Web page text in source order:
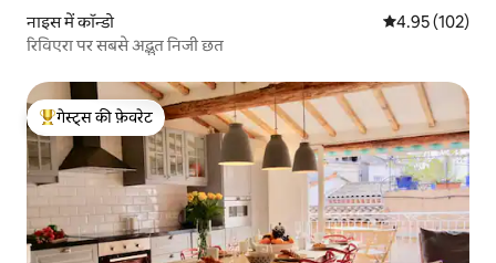
नाइस में कॉन्डो औसत रेटिंग 5 में से
4.95 (102)
रिविएरा पर सबसे अद्भुत निजी छत
गेस्ट्स का टॉप फ़ेवरेट
गेस्ट्स की फ़ेवरेट